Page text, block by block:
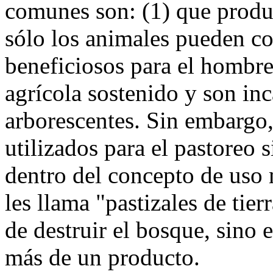
comunes son: (1) que
sólo los animales pueden
beneficiosos para el
agrícola sostenido y son
arborescentes. Sin
utilizados para el pastoreo
dentro del concepto de
les llama "pastizales de
de destruir el bosque, sino
más de un producto.